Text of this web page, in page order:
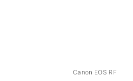
Canon EOS RF